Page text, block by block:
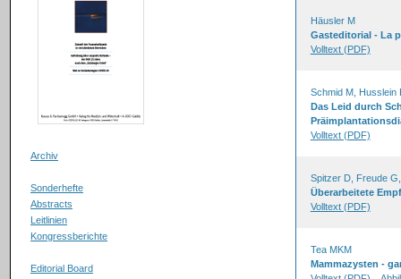
Archiv
Sonderhefte
Abstracts
Leitlinien
Kongressberichte
Editorial Board
Häusler M
Gasteditorial - La
Volltext (PDF)
Schmid M, Husslein
Das Leid durch
Volltext (PDF)
Spitzer D, Freude
Überarbeitete
Volltext (PDF)
Tea MKM
Mammazysten -